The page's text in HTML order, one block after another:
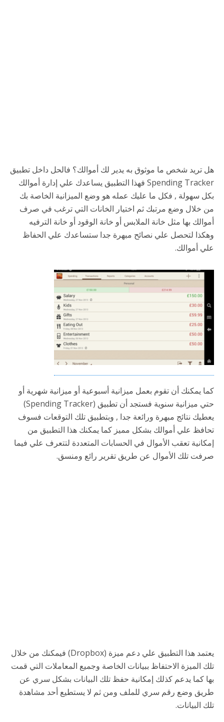
هل تريد شخص ما موثوق به يدير لك أموالك؟ فالحل داخل تطبيق
Spending Tracker فهذا التطبيق يساعدك علي إدارة أموالك
بكل سهولة , فكل ما عليك عمله هو وضع الميزانية الخاصة بك
من خلال وضع مرتبك ثم اختيار الخانات التي ترغب في صرف
أموالك بها مثل خانة الملابس أو خانة الوقود أو خانة الترفيه
وهكذا لتحصل علي نصائح مبهرة جدا ستساعدك علي الحفاظ
علي أموالك.
كما يمكنك أن تقوم بعمل ميزانية أسبوعية أو ميزانية شهرية أو
حتي ميزانية سنوية فستجد أن تطبيق (Spending Tracker)
يعطيك نتائج مبهرة ورائعة جدا , وبتطبيق تلك التوقعات فسوف
تحافظ علي أموالك بشكل مميز كما يمكنك هذا التطبيق من
إمكانية تعقب الأموال في الحسابات المتعددة لتتعرف علي فيما
صرفت تلك الأموال عن طريق تقرير رائع ومنسق.
يعتمد هذا التطبيق علي دعم ميزة (Dropbox) فيمكنك من خلال
تلك الميزة الاحتفاظ ببيانات الخاصة وجميع المعاملات التي قمت
بها كما يدعم كذلك إمكانية حفظ تلك البيانات بشكل سري عن
طريق وضع رقم سري للملف ومن ثم لا يستطيع أحد مشاهدة
تلك البيانات.